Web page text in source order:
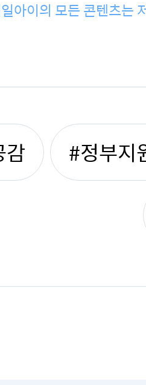
아이의 모든 콘텐츠는
감 #정부지